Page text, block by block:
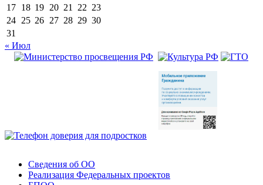
17 18 19 20 21 22 23
24 25 26 27 28 29 30
31
« Июл
Сведения об ОО
Реализация Федеральных проектов